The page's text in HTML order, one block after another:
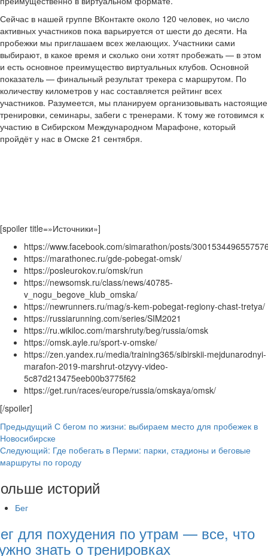
Сейчас в нашей группе ВКонтакте около 120 человек, но число
активных участников пока варьируется от шести до десяти. На
пробежки мы приглашаем всех желающих. Участники сами
выбирают, в какое время и сколько они хотят пробежать — в этом
и есть основное преимущество виртуальных клубов. Основной
показатель — финальный результат трекера с маршрутом. По
количеству километров у нас составляется рейтинг всех
участников. Разумеется, мы планируем организовывать настоящие
тренировки, семинары, забеги с тренерами. К тому же готовимся к
участию в Сибирском Международном Марафоне, который
пройдёт у нас в Омске 21 сентября.
[spoiler title=»Источники»]
https://www.facebook.com/simarathon/posts/
https://marathonec.ru/gde-pobegat-omsk/
https://posleurokov.ru/omsk/run
https://newsomsk.ru/class/news/40785-
v_nogu_begove_klub_omska/
https://newrunners.ru/mag/s-kem-pobegat-regiony-chast-tretya/
https://russiarunning.com/series/SIM2021
https://ru.wikiloc.com/marshruty/beg/russia/omsk
https://omsk.ayle.ru/sport-v-omske/
https://zen.yandex.ru/media/training365/sibirskii-mejdunarodnyi-
marafon-2019-marshrut-otzyvy-video-
5c87d213475eeb00b3775f62
https://get.run/races/europe/russia/omskaya/omsk/
[/spoiler]
Навигация
записи
Предыдущий С бегом по жизни: выбираем место для пробежек в
Новосибирске
Следующий: Где побегать в Перми: парки, стадионы и беговые
маршруты по городу
историй
Бег
для похудения по утрам — все, что
знать о тренировках